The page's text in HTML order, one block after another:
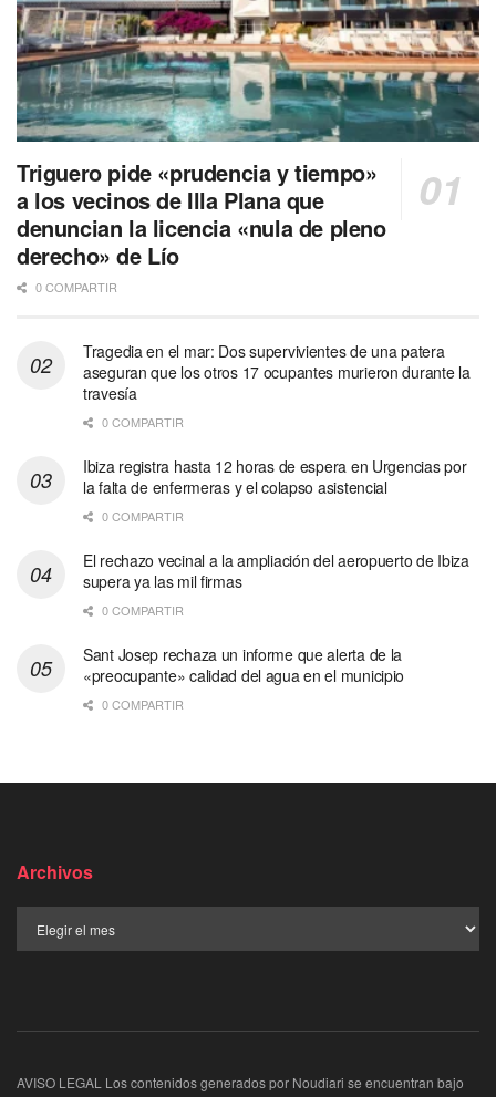
Triguero pide «prudencia y tiempo»
a los vecinos de Illa Plana que
denuncian la licencia «nula de pleno
derecho» de Lío
0 COMPARTIR
Tragedia en el mar: Dos supervivientes de una patera
aseguran que los otros 17 ocupantes murieron durante la
travesía
0 COMPARTIR
Ibiza registra hasta 12 horas de espera en Urgencias por
la falta de enfermeras y el colapso asistencial
0 COMPARTIR
El rechazo vecinal a la ampliación del aeropuerto de Ibiza
supera ya las mil firmas
0 COMPARTIR
Sant Josep rechaza un informe que alerta de la
«preocupante» calidad del agua en el municipio
0 COMPARTIR
Archivos
AVISO LEGAL Los contenidos generados por Noudiari se encuentran bajo